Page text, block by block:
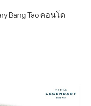
Bang Tao คอนโด